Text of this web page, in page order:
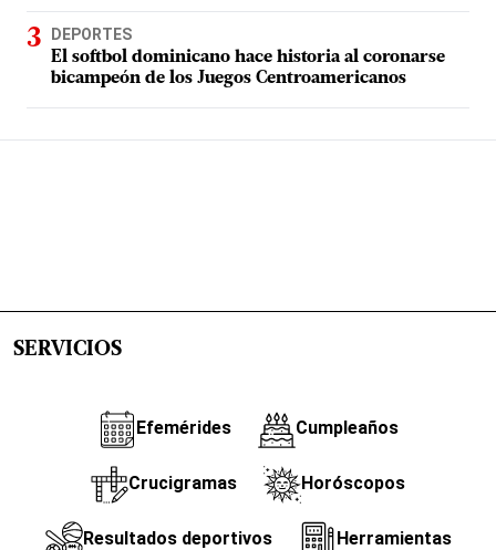
DEPORTES
El softbol dominicano hace historia al coronarse
bicampeón de los Juegos Centroamericanos
SERVICIOS
Efemérides Cumpleaños
Crucigramas Horóscopos
Resultados deportivos Herramientas